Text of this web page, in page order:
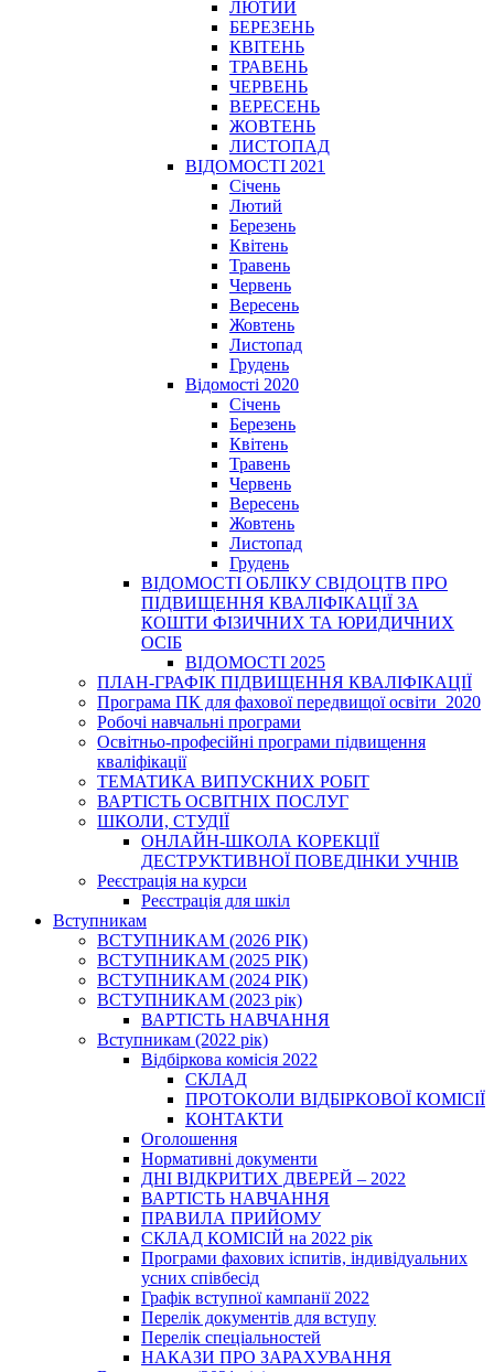
ЛЮТИЙ
БЕРЕЗЕНЬ
КВІТЕНЬ
ТРАВЕНЬ
ЧЕРВЕНЬ
ВЕРЕСЕНЬ
ЖОВТЕНЬ
ЛИСТОПАД
ВІДОМОСТІ 2021
Січень
Лютий
Березень
Квітень
Травень
Червень
Вересень
Жовтень
Листопад
Грудень
Відомості 2020
Січень
Березень
Квітень
Травень
Червень
Вересень
Жовтень
Листопад
Грудень
ВІДОМОСТІ ОБЛІКУ СВІДОЦТВ ПРО
ПІДВИЩЕННЯ КВАЛІФІКАЦІЇ ЗА
КОШТИ ФІЗИЧНИХ ТА ЮРИДИЧНИХ
ОСІБ
ВІДОМОСТІ 2025
ПЛАН-ГРАФІК ПІДВИЩЕННЯ КВАЛІФІКАЦІЇ
Програма ПК для фахової передвищої освіти_2020
Робочі навчальні програми
Освітньо-професійні програми підвищення
кваліфікації
ТЕМАТИКА ВИПУСКНИХ РОБІТ
ВАРТІСТЬ ОСВІТНІХ ПОСЛУГ
ШКОЛИ, СТУДІЇ
ОНЛАЙН-ШКОЛА КОРЕКЦІЇ
ДЕСТРУКТИВНОЇ ПОВЕДІНКИ УЧНІВ
Реєстрація на курси
Реєстрація для шкіл
Вступникам
ВСТУПНИКАМ (2026 РІК)
ВСТУПНИКАМ (2025 РІК)
ВСТУПНИКАМ (2024 РІК)
ВСТУПНИКАМ (2023 рік)
ВАРТІСТЬ НАВЧАННЯ
Вступникам (2022 рік)
Відбіркова комісія 2022
СКЛАД
ПРОТОКОЛИ ВІДБІРКОВОЇ КОМІСІЇ
КОНТАКТИ
Оголошення
Нормативні документи
ДНІ ВІДКРИТИХ ДВЕРЕЙ – 2022
ВАРТІСТЬ НАВЧАННЯ
ПРАВИЛА ПРИЙОМУ
СКЛАД КОМІСІЙ на 2022 рік
Програми фахових іспитів, індивідуальних
усних співбесід
Графік вступної кампанії 2022
Перелік документів для вступу
Перелік спеціальностей
НАКАЗИ ПРО ЗАРАХУВАННЯ